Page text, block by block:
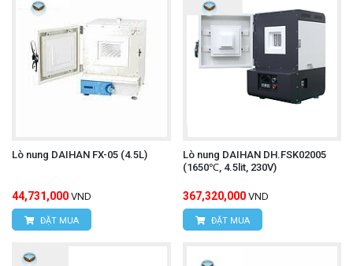
Lò nung DAIHAN FX-05 (4.5L)
44,731,000 VND
ĐẶT MUA
Lò nung DAIHAN DH.FSK02005
(1650℃, 4.5lit, 230V)
367,320,000 VND
ĐẶT MUA